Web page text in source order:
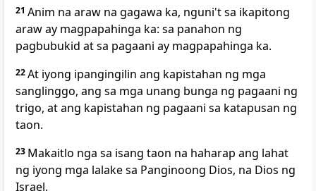
21 Anim na araw na gagawa ka, nguni't sa ikapitong
araw ay magpapahinga ka: sa panahon ng
pagbubukid at sa pagaani ay magpapahinga ka.
22At iyong ipangingilin ang kapistahan ng mga
sanglinggo, ang sa mga unang bunga ng pagaani ng
trigo, at ang kapistahan ng pagaani sa katapusan ng
taon.
23 Makaitlo nga sa isang taon na haharap ang lahat
ng iyong mga lalake sa Panginoong Dios, na Dios ng
Israel.